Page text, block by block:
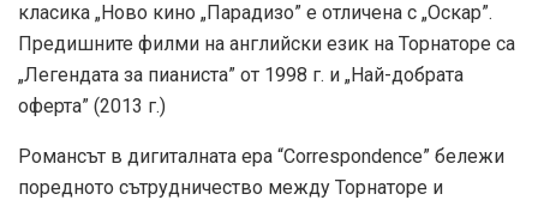
класика „Ново кино „Парадизо” е отличена с „Оскар”.
Предишните филми на английски език на Торнаторе са
„Легендата за пианиста” от 1998 г. и „Най-добрата
оферта” (2013 г.)
Романсът в дигиталната ера “Correspondence” бележи
поредното сътрудничество между Торнаторе и